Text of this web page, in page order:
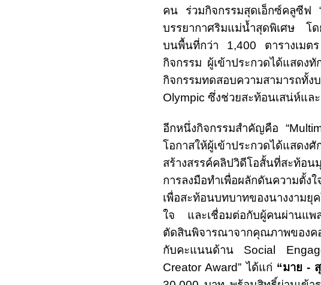
คน ร่วมกิจกรรมสุดเอ็กซ์คลูซีฟ
บรรยากาศริมแม่น้ำสุดพิเศษ โด
บนพื้นที่กว่า 1,400 ตารางเม
กิจกรรม ผู้เข้าประกวดได้แสดง
กิจกรรมทดสอบความสามารถ
Olympic ซึ่งช่วยสะท้อนเสน่ห์แล
อีกหนึ่งกิจกรรมสำคัญคือ “
โอกาสให้ผู้เข้าประกวดได้แสด
สร้างสรรค์คลิปวิดีโอสั้นที่สะท้อ
การลงมือทำเพื่อผลักดันความตั้ง
เพื่อสะท้อนบทบาทของนางงามยุ
ใจ และเชื่อมต่อกับผู้คนผ่านแพ
ตัดสินพิจารณาจากคุณภาพของค
กับคะแนนด้าน Social
Creator Award”ได้แก่ “มาย -